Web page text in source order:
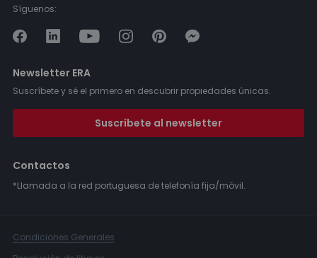
Síguenos:
Newsletter ERA
Suscríbete y sé el primero en descubrir propiedades únicas.
Suscríbete al newsletter
Contactos
*Llamada a la red portuguesa de telefonía fija/móvil.
Condiciones Generales